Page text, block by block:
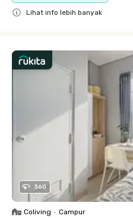
Lihat info lebih banyak
360
Coliving • Campur